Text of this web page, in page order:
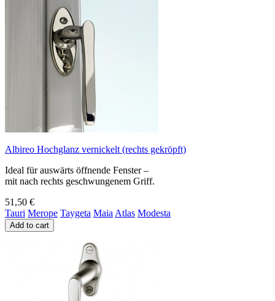
Albireo Hochglanz vernickelt (rechts gekröpft)
Ideal für auswärts öffnende Fenster –
mit nach rechts geschwungenem Griff.
51,50 €
Tauri Merope Taygeta Maia Atlas Modesta
Add to cart